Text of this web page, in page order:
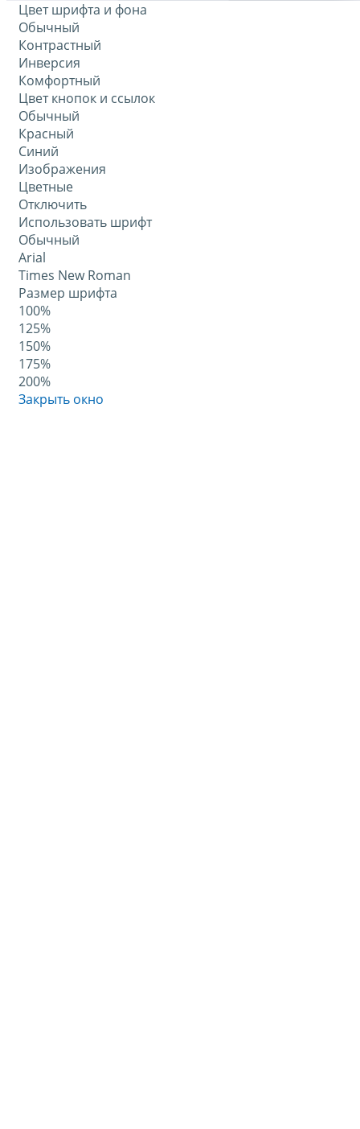
Цвет шрифта и фона
Обычный
Контрастный
Инверсия
Комфортный
Цвет кнопок и ссылок
Обычный
Красный
Синий
Изображения
Цветные
Отключить
Использовать шрифт
Обычный
Arial
Times New Roman
Размер шрифта
100%
125%
150%
175%
200%
Закрыть окно